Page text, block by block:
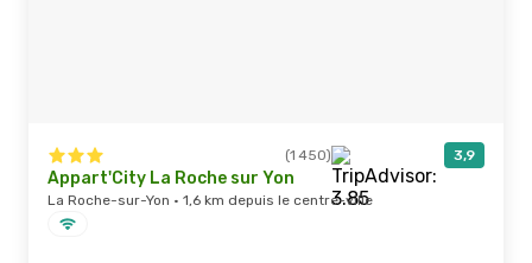
(1 450) 3,9
Appart'City La Roche sur Yon
La Roche-sur-Yon · 1,6 km depuis le centre-ville